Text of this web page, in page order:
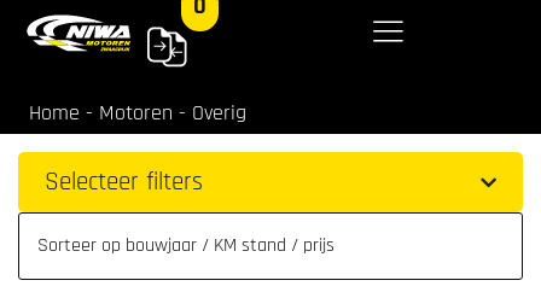
Home - Motoren - Overig
Selecteer filters